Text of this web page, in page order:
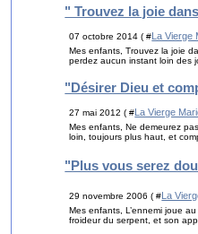
" Trouvez la joie
07 octobre 2014 ( #La Vierge
Mes enfants, Trouvez la joie
perdez aucun instant loin des
"Désirer Dieu et
27 mai 2012 ( #La Vierge
Mes enfants, Ne demeurez
loin, toujours plus haut, et
"Plus vous serez
29 novembre 2006 ( #La
Mes enfants, L’ennemi joue
froideur du serpent, et son